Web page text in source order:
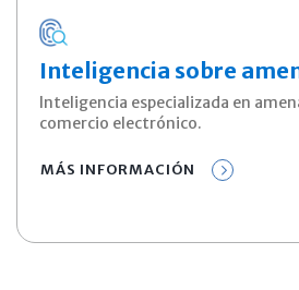
Inteligencia sobre
Inteligencia especializada en
comercio electrónico.
MÁS INFORMACIÓN